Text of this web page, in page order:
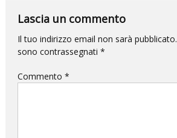
DANZA
questa
volta
l’impatto
Lascia un commento
Il tuo indirizzo email non sarà pubblicato.
sono contrassegnati *
Commento *